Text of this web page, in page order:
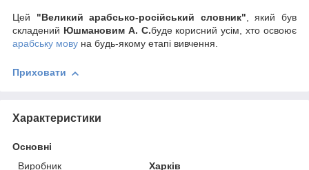
Цей "Великий арабсько-російський словник", який був
складений Юшмановим А. С.буде корисний усім, хто освоює
арабську мову на будь-якому етапі вивчення.
Приховати
Характеристики
Основні
Виробник
Харків